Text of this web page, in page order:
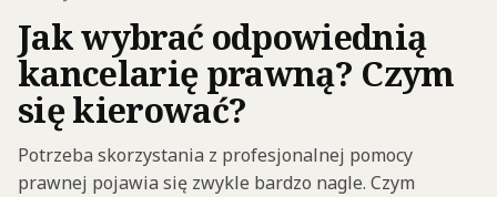
Jak wybrać odpowiednią
kancelarię prawną? Czym
się kierować?
Potrzeba skorzystania z profesjonalnej pomocy
prawnej pojawia się zwykle bardzo nagle. Czym